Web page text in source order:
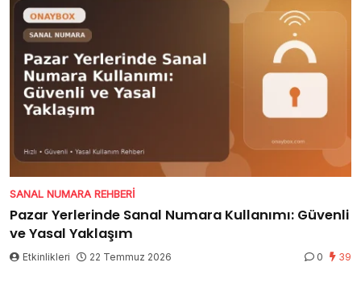
SANAL NUMARA REHBERI
Pazar Yerlerinde Sanal Numara Kullanımı: Güvenli
ve Yasal Yaklaşım
Etkinlikleri 22 Temmuz 2026 0 39